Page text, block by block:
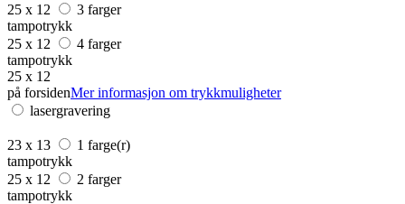
25 x 12
3 farger
tampotrykk
25 x 12
4 farger
tampotrykk
25 x 12
på forsidenMer informasjon om trykkmuligheter
lasergravering
23 x 13
1 farge(r)
tampotrykk
25 x 12
2 farger
tampotrykk